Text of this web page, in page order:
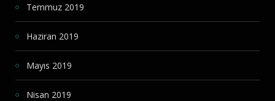
Temmuz 2019
Haziran 2019
Mayıs 2019
Nisan 2019